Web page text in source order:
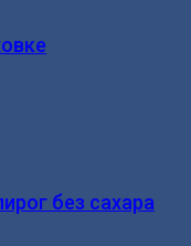
без сахара